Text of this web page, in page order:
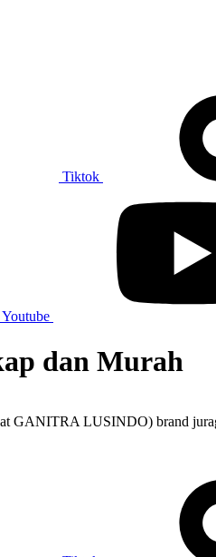
Tiktok
Youtube
dan Murah
LUSINDO) brand